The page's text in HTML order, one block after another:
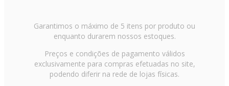
Garantimos o máximo de 5 itens por produto ou
enquanto durarem nossos estoques.
Preços e condições de pagamento válidos
exclusivamente para compras efetuadas no site,
podendo diferir na rede de lojas físicas.